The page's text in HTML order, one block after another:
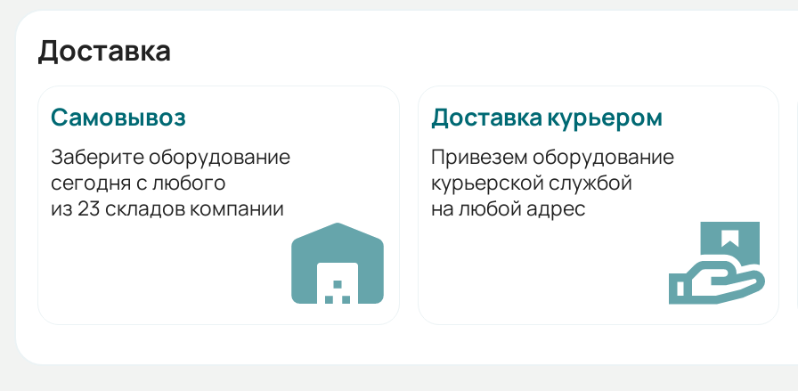
Доставка
Самовывоз
Заберите оборудование
сегодня с любого
из 23 складов компании
Доставка курьером
Привезем оборудование
курьерской службой
на любой адрес